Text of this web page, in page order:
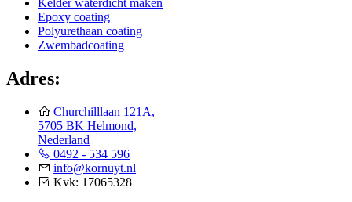
Epoxy coating
Polyurethaan coating
Zwembadcoating
Adres:
Churchilllaan 121A,
5705 BK Helmond,
Nederland
0492 - 534 596
info@kornuyt.nl
Kvk: 17065328